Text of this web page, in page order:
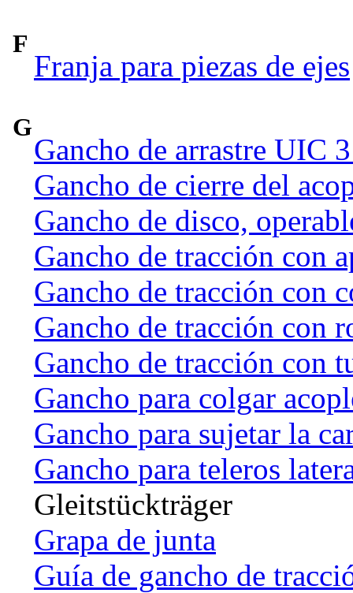
F
Franja para piezas de ejes
G
Gancho de arrastre UIC
Gancho de cierre del
Gancho de disco,
Gancho de tracción con
Gancho de tracción con
Gancho de tracción con
Gancho de tracción con
Gancho para colgar
Gancho para sujetar la
Gancho para teleros
Gleitstückträger
Grapa de junta
Guía de gancho de